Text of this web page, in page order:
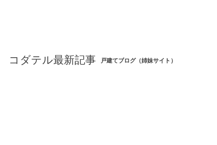
コダテル最新記事 戸建てブログ（姉妹サイト）